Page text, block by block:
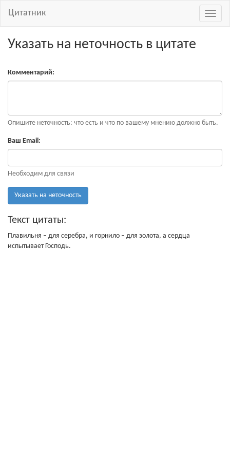
Цитатник
Указать на неточность в цитате
Комментарий:
Опишите неточность: что есть и что по вашему мнению должно быть.
Ваш Email:
Необходим для связи
Указать на неточность
Текст цитаты:
Плавильня – для серебра, и горнило – для золота, а сердца
испытывает Господь.